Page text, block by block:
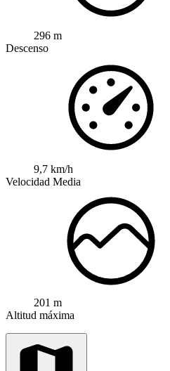
296 m
Descenso
9,7 km/h
Velocidad Media
201 m
Altitud máxima